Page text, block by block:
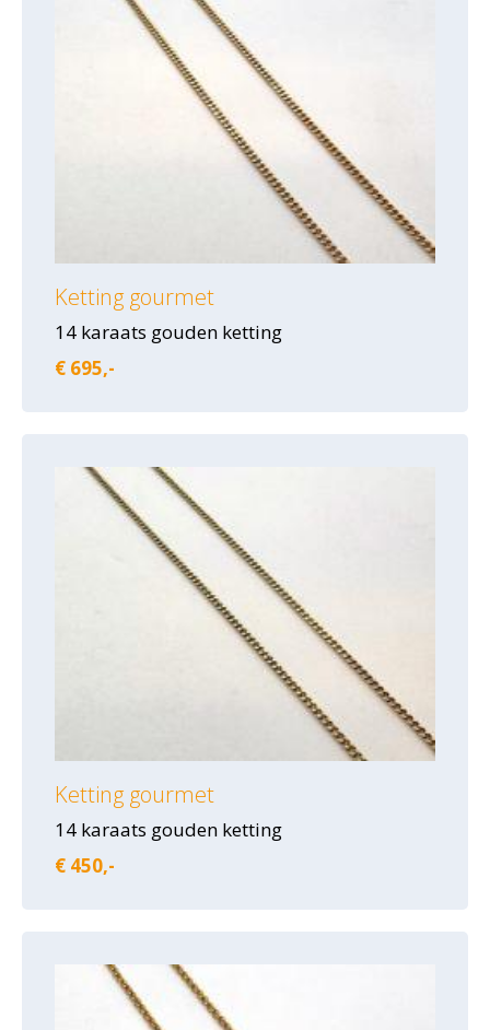
Ketting gourmet
14 karaats gouden ketting
€ 695,-
Ketting gourmet
14 karaats gouden ketting
€ 450,-